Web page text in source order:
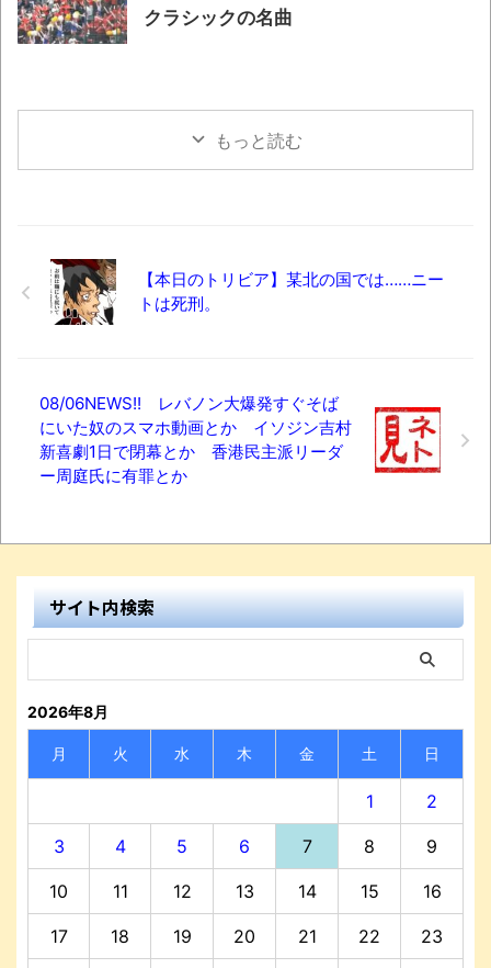
クラシックの名曲
もっと読む
【本日のトリビア】某北の国では……ニー
トは死刑。
08/06NEWS!! レバノン大爆発すぐそば
にいた奴のスマホ動画とか イソジン吉村
新喜劇1日で閉幕とか 香港民主派リーダ
ー周庭氏に有罪とか
サイト内検索
2026年8月
月 火 水 木 金 土 日
1 2
3 4 5 6 7 8 9
10 11 12 13 14 15 16
17 18 19 20 21 22 23